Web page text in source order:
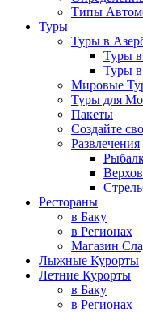
Типы
Туры
Туры в
Туры
Туры
Мировые
Туры для
Пакеты
Создайте
Развлечения
Рестораны
в Баку
в Регионах
Магазин
Лыжные Курорты
Летние Курорты
в Баку
в Регионах